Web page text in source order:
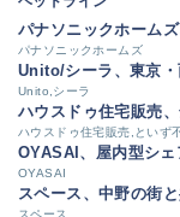
パナソニックホーム
パナソニックホームズ
Unito/シーラ、東京
Unito,シーラ
ハウスドゥ住宅販売
ハウスドゥ住宅販売,といず
OYASAI、屋内型シ
OYASAI
スペース、中野の街
スペース